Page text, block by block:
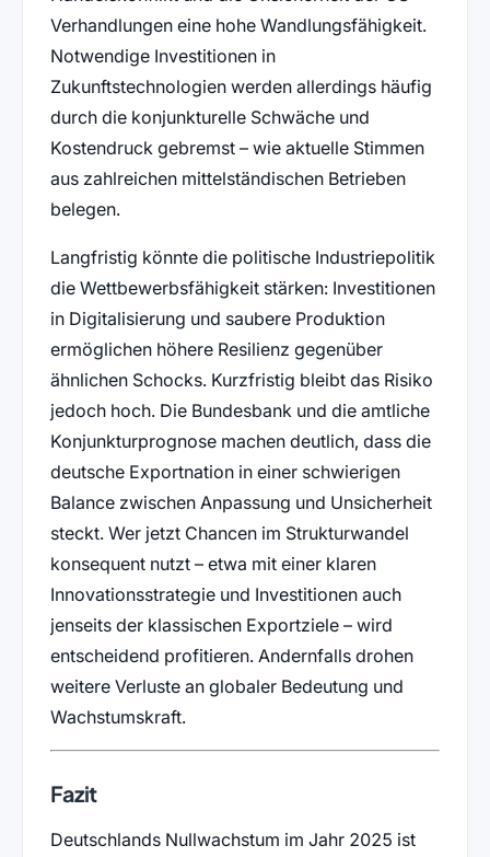
Verhandlungen eine hohe Wandlungsfähigkeit.
Notwendige Investitionen in
Zukunftstechnologien werden allerdings häufig
durch die konjunkturelle Schwäche und
Kostendruck gebremst – wie aktuelle Stimmen
aus zahlreichen mittelständischen Betrieben
belegen.
Langfristig könnte die politische Industriepolitik
die Wettbewerbsfähigkeit stärken: Investitionen
in Digitalisierung und saubere Produktion
ermöglichen höhere Resilienz gegenüber
ähnlichen Schocks. Kurzfristig bleibt das Risiko
jedoch hoch. Die Bundesbank und die amtliche
Konjunkturprognose machen deutlich, dass die
deutsche Exportnation in einer schwierigen
Balance zwischen Anpassung und Unsicherheit
steckt. Wer jetzt Chancen im Strukturwandel
konsequent nutzt – etwa mit einer klaren
Innovationsstrategie und Investitionen auch
jenseits der klassischen Exportziele – wird
entscheidend profitieren. Andernfalls drohen
weitere Verluste an globaler Bedeutung und
Wachstumskraft.
Fazit
Deutschlands Nullwachstum im Jahr 2025 ist